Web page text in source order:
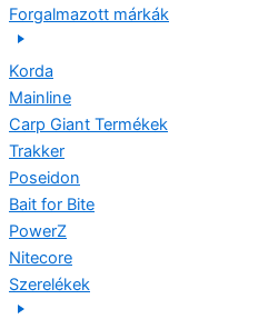
Forgalmazott márkák
Korda
Mainline
Carp Giant Termékek
Trakker
Poseidon
Bait for Bite
PowerZ
Nitecore
Szerelékek